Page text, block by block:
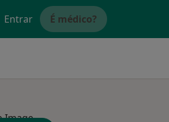
Entrar É médico?